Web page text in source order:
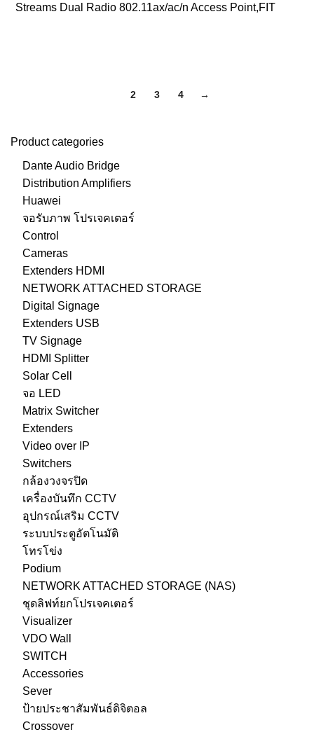
Product categories
Dante Audio Bridge
Distribution Amplifiers
Huawei
จอรับภาพ โปรเจคเตอร์
Control
Cameras
Extenders HDMI
NETWORK ATTACHED STORAGE
Digital Signage
Extenders USB
TV Signage
HDMI Splitter
Solar Cell
จอ LED
Matrix Switcher
Extenders
Video over IP
Switchers
กล้องวงจรปิด
เครื่องบันทึก CCTV
อุปกรณ์เสริม CCTV
ระบบประตูอัตโนมัติ
โทรโข่ง
Podium
NETWORK ATTACHED STORAGE (NAS)
ชุดลิฟท์ยกโปรเจคเตอร์
Visualizer
VDO Wall
SWITCH
Accessories
Sever
ป้ายประชาสัมพันธ์ดิจิตอล
Crossover
Streams Dual Radio 802.11ax/ac/n Access Point,FIT
2 3 4 →